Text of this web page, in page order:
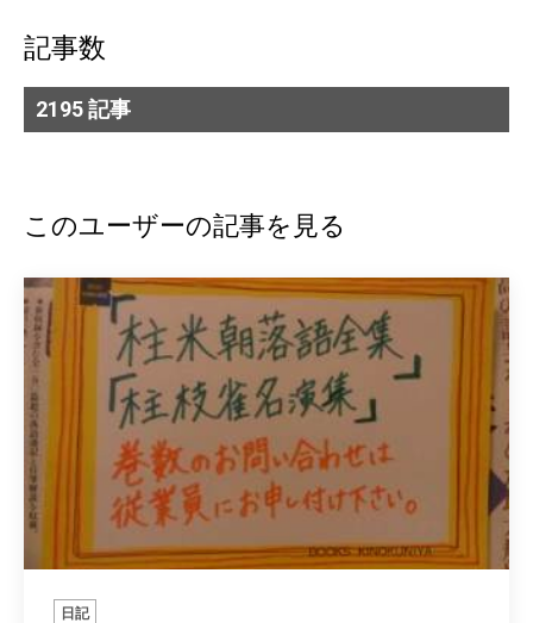
記事数
2195 記事
このユーザーの記事を見る
日記